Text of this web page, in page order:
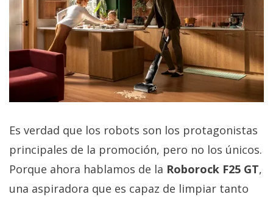
Es verdad que los robots son los protagonistas
principales de la promoción, pero no los únicos.
Porque ahora hablamos de la Roborock F25 GT,
una aspiradora que es capaz de limpiar tanto